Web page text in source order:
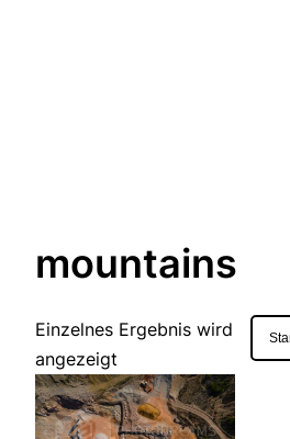
mountains
Einzelnes Ergebnis wird
angezeigt